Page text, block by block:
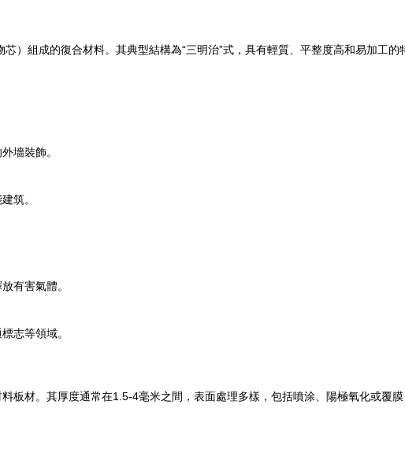
）組成的復合材料。其典型結構為“三明治”式，具有輕質、平整度高和易加工
墻裝飾。
筑。
有害氣體。
志等領域。
板材。其厚度通常在1.5-4毫米之間，表面處理多樣，包括噴涂、陽極氧化或覆